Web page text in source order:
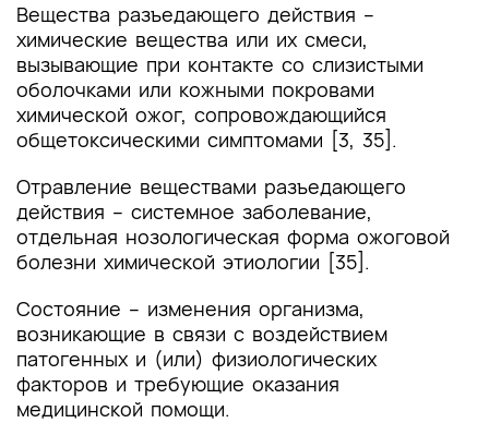
Вещества разъедающего действия –
химические вещества или их смеси,
вызывающие при контакте со слизистыми
оболочками или кожными покровами
химической ожог, сопровождающийся
общетоксическими симптомами [3, 35].
Отравление веществами разъедающего
действия – системное заболевание,
отдельная нозологическая форма ожоговой
болезни химической этиологии [35].
Состояние – изменения организма,
возникающие в связи с воздействием
патогенных и (или) физиологических
факторов и требующие оказания
медицинской помощи.